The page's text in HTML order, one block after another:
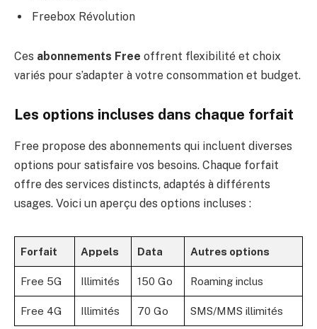
Freebox Révolution
Ces abonnements Free offrent flexibilité et choix
variés pour s’adapter à votre consommation et budget.
Les options incluses dans chaque forfait
Free propose des abonnements qui incluent diverses
options pour satisfaire vos besoins. Chaque forfait
offre des services distincts, adaptés à différents
usages. Voici un aperçu des options incluses :
Forfait Appels Data Autres options
Free 5G Illimités 150 Go Roaming inclus
Free 4G Illimités 70 Go SMS/MMS illimités